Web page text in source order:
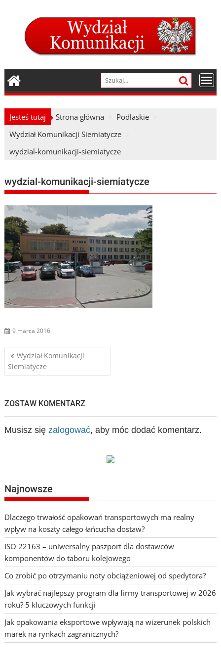
Jesteś tutaj Strona główna
Podlaskie
Wydział Komunikacji Siemiatycze
wydzial-komunikacji-siemiatycze
wydzial-komunikacji-siemiatycze
9 marca 2016
Nawigacja
wpisu
Wydział Komunikacji
Siemiatycze
ZOSTAW KOMENTARZ
Musisz się zalogować, aby móc dodać komentarz.
Najnowsze
Dlaczego trwałość opakowań transportowych ma realny
wpływ na koszty całego łańcucha dostaw?
ISO 22163 – uniwersalny paszport dla dostawców
komponentów do taboru kolejowego
Co zrobić po otrzymaniu noty obciążeniowej od spedytora?
Jak wybrać najlepszy program dla firmy transportowej w 2026
roku? 5 kluczowych funkcji
Jak opakowania eksportowe wpływają na wizerunek polskich
marek na rynkach zagranicznych?